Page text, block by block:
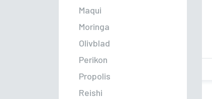
Maqui
Moringa
Olivblad
Perikon
Propolis
Reishi